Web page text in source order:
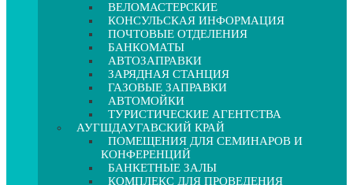
ВЕЛОМАСТЕРСКИЕ
КОНСУЛЬСКАЯ ИНФОРМАЦИЯ
ПОЧТОВЫЕ ОТДЕЛЕНИЯ
БАНКОМАТЫ
АВТОЗАПРАВКИ
ЗАРЯДНАЯ СТАНЦИЯ
ГАЗОВЫЕ ЗАПРАВКИ
АВТОМОЙКИ
ТУРИСТИЧЕСКИЕ АГЕНТСТВА
АУГШДАУГАВСКИЙ КРАЙ
ПОМЕЩЕНИЯ ДЛЯ СЕМИНАРОВ И
КОНФЕРЕНЦИЙ
БАНКЕТНЫЕ ЗАЛЫ
КОМПЛЕКС ДЛЯ ПРОВЕДЕНИЯ